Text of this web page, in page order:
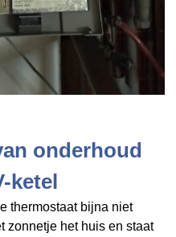
onderhoud
ketel
thermostaat bijna niet
zonnetje het huis en staat